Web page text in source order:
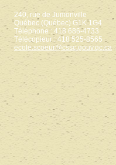
240, rue de Jumonville
Québec (Québec) G1K 1G4
Téléphone : 418 686-4733
Télécopieur : 418 525-8565
ecole.scoeur@cssc.gouv.qc.ca